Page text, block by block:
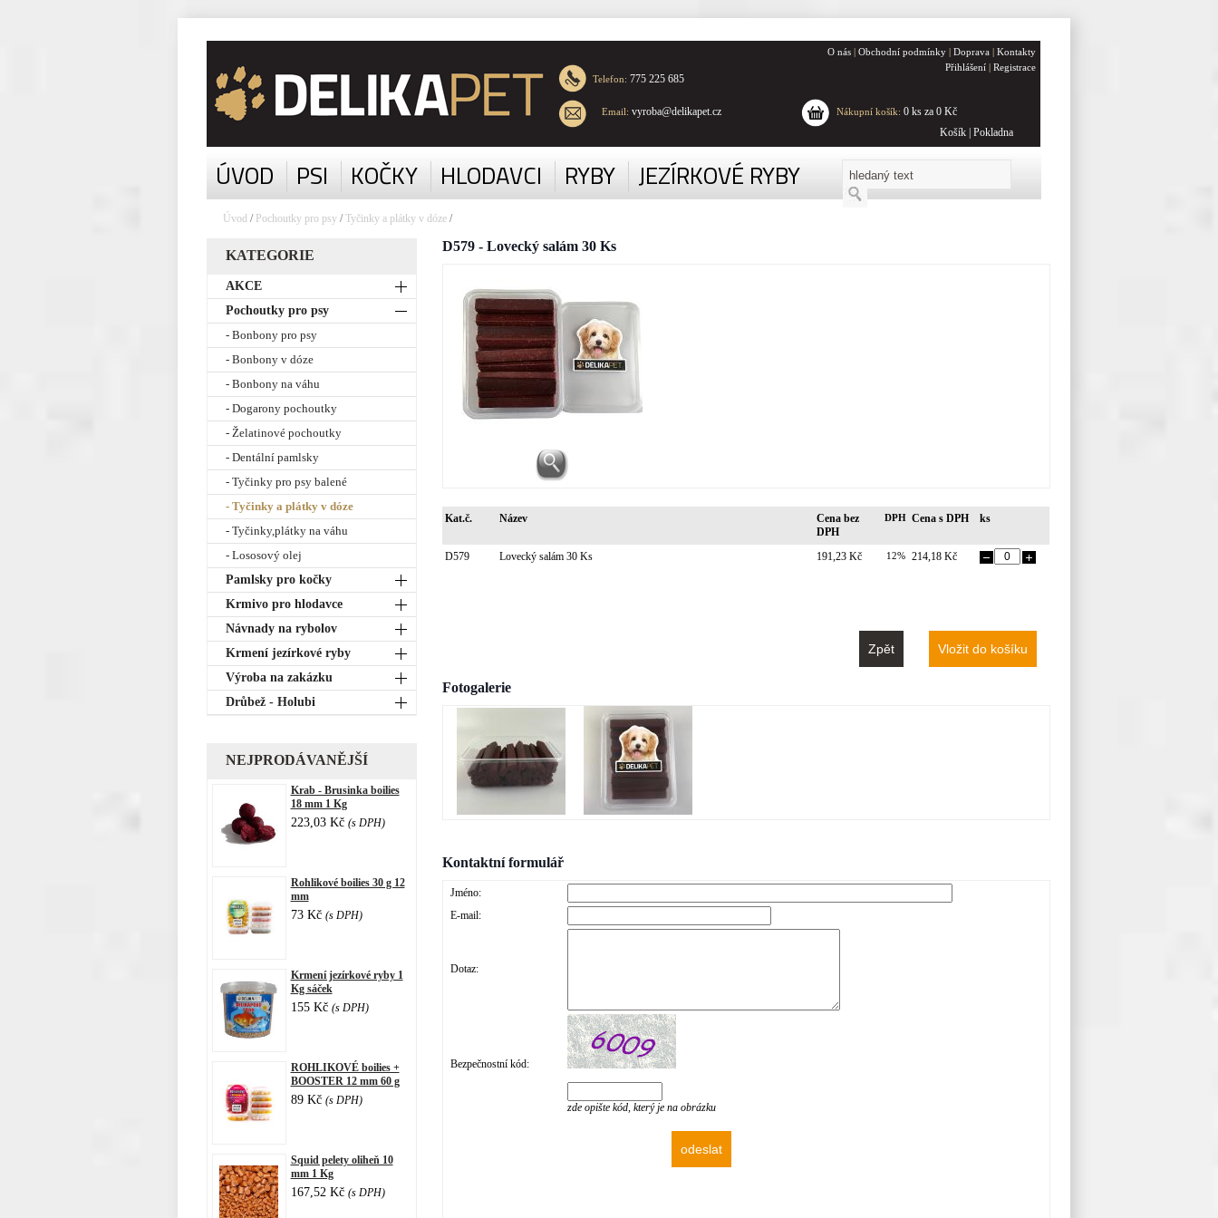
Telefon: 775 225 685
Email: vyroba@delikapet.cz
O nás | Obchodní podmínky | Doprava | Kontakty
Přihlášení | Registrace
Nákupní košík: 0 ks za 0 Kč
Košík
Pokladna
ÚVOD PSI KOČKY HLODAVCI RYBY JEZÍRKOVÉ RYBY
Úvod / Pochoutky pro psy /Tyčinky a plátky v dóze /
KATEGORIE
AKCE
Pochoutky pro psy
- Bonbony pro psy
- Bonbony v dóze
- Bonbony na váhu
- Dogarony pochoutky
- Želatinové pochoutky
- Dentální pamlsky
- Tyčinky pro psy balené
- Tyčinky a plátky v dóze
- Tyčinky,plátky na váhu
- Lososový olej
Pamlsky pro kočky
Krmivo pro hlodavce
Návnady na rybolov
Krmení jezírkové ryby
Výroba na zakázku
Drůbež - Holubi
NEJPRODÁVANĚJŠÍ
Krab - Brusinka boilies
18 mm 1 Kg
223,03 Kč (s DPH)
Rohlikové boilies 30 g 12
mm
73 Kč (s DPH)
Krmení jezírkové ryby 1
Kg sáček
155 Kč (s DPH)
ROHLIKOVÉ boilies +
BOOSTER 12 mm 60 g
89 Kč (s DPH)
Squid pelety oliheň 10
mm 1 Kg
167,52 Kč (s DPH)
D579 - Lovecký salám 30 Ks
Kat.č. Název
Cena bez
DPH
DPH Cena s DPH ks
D579 Lovecký salám 30 Ks 191,23 Kč 12% 214,18 Kč
Fotogalerie
Kontaktní formulář
Jméno:
E-mail:
Dotaz:
Bezpečnostní kód:
zde opište kód, který je na obrázku